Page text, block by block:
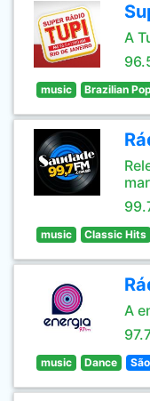
A
music Brazilian
music Classic Hits
A
music Dance